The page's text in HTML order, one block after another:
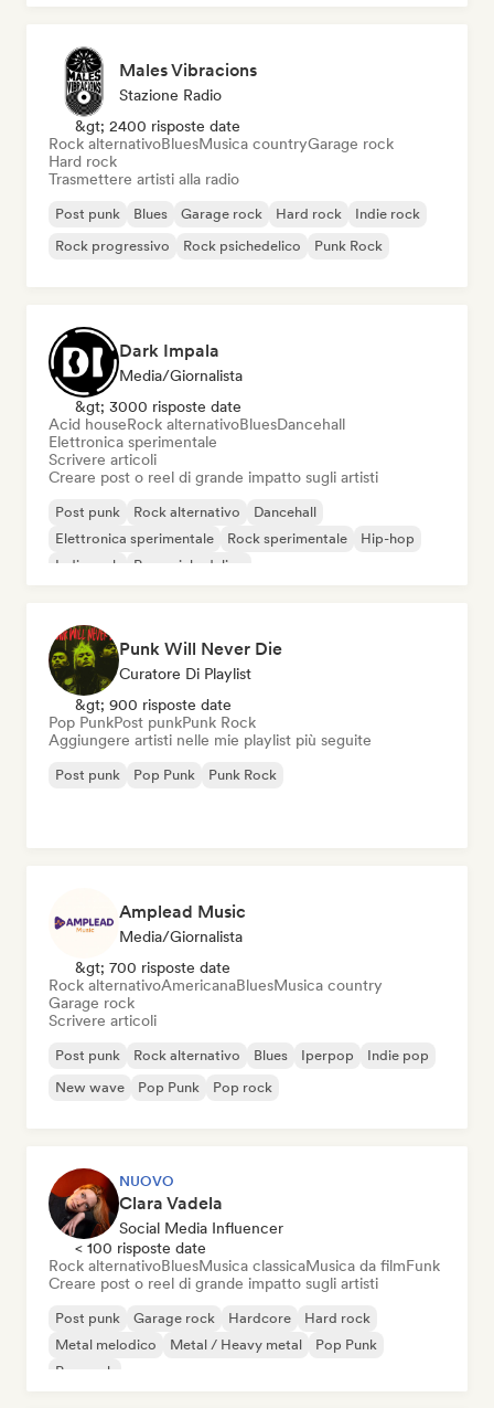
Males Vibracions
Stazione Radio
&gt; 2400 risposte date
Rock alternativoBluesMusica countryGarage rock
Hard rock
Trasmettere artisti alla radio
Post punk Blues Garage rock Hard rock
Indie rock
Rock progressivo
Rock psichedelico Punk Rock
Dark Impala
Media/Giornalista
&gt; 3000 risposte date
Acid houseRock alternativoBluesDancehall
Elettronica sperimentale
Scrivere articoli
Creare post o reel di grande impatto sugli artisti
Post punk Rock alternativo
Dancehall
Elettronica sperimentale
Rock sperimentale
Hip-hop
Indie rock
Pop psichedelico
Punk Will Never Die
Curatore Di Playlist
&gt; 900 risposte date
Pop PunkPost punkPunk Rock
Aggiungere artisti nelle mie playlist più seguite
Post punk Pop Punk Punk Rock
Amplead Music
Media/Giornalista
&gt; 700 risposte date
Rock alternativoAmericanaBluesMusica country
Garage rock
Scrivere articoli
Post punk Rock alternativo Blues Iperpop
Indie pop
New wave
Pop Punk Pop rock
NUOVO
Clara Vadela
Social Media Influencer
< 100 risposte date
Rock alternativoBluesMusica classicaMusica da filmFunk
Creare post o reel di grande impatto sugli artisti
Post punk Garage rock Hardcore
Hard rock
Metal melodico
Metal / Heavy metal
Pop Punk
Pop rock